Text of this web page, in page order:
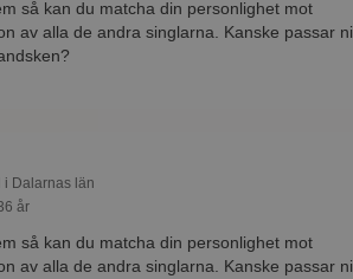
så kan du matcha din personlighet mot
av alla de andra singlarna. Kanske passar ni
i Dalarnas län
år
så kan du matcha din personlighet mot
av alla de andra singlarna. Kanske passar ni